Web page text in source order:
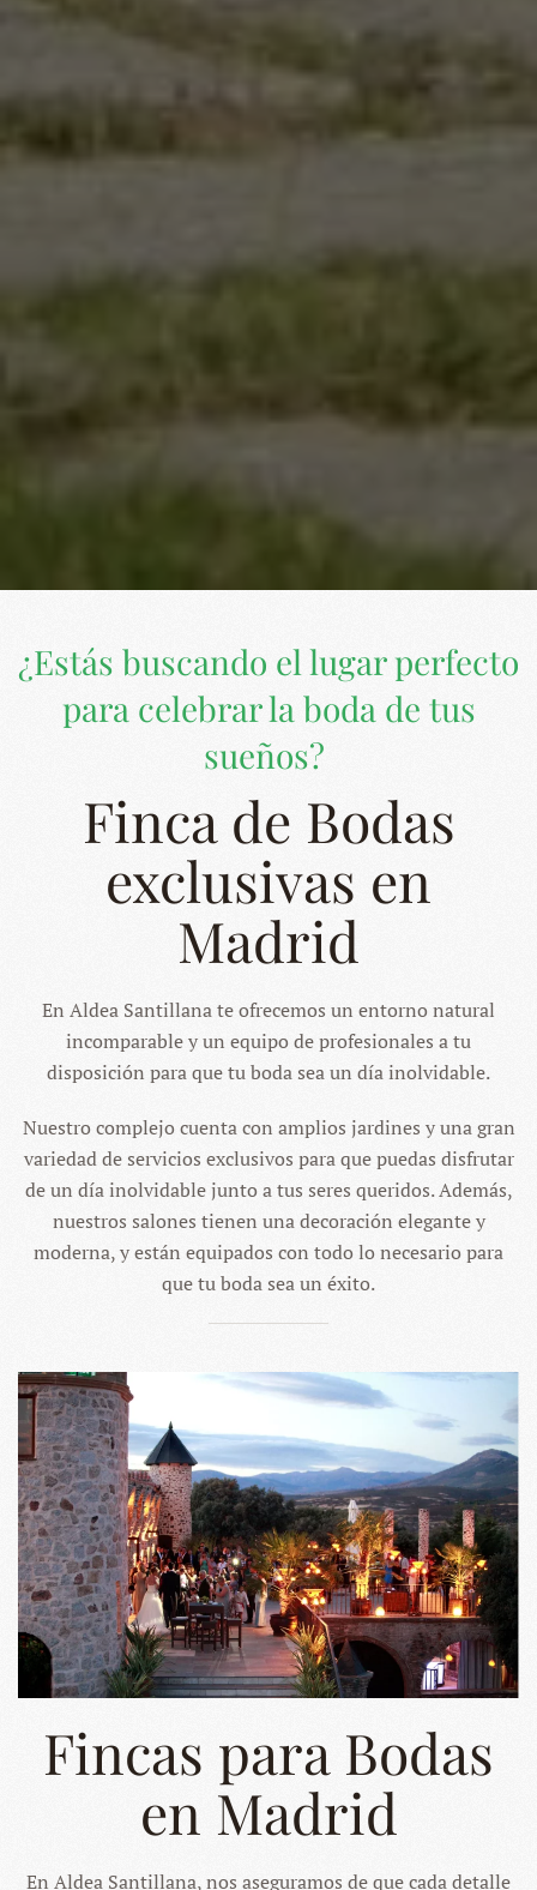
¿Estás buscando el lugar perfecto
para celebrar la boda de tus
sueños?
Finca de Bodas
exclusivas en
Madrid
En Aldea Santillana te ofrecemos un entorno natural
incomparable y un equipo de profesionales a tu
disposición para que tu boda sea un día inolvidable.
Nuestro complejo cuenta con amplios jardines y una gran
variedad de servicios exclusivos para que puedas disfrutar
de un día inolvidable junto a tus seres queridos. Además,
nuestros salones tienen una decoración elegante y
moderna, y están equipados con todo lo necesario para
que tu boda sea un éxito.
Fincas para Bodas
en Madrid
En Aldea Santillana, nos aseguramos de que cada detalle